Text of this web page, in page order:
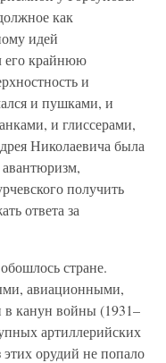
как
идей
его крайнюю
и
и пушками, и
и глиссерами,
Николаевича была
авантюризм,
получить
ответа за
стране.
авиационными,
канун войны (1931–
артиллерийских
орудий не попало